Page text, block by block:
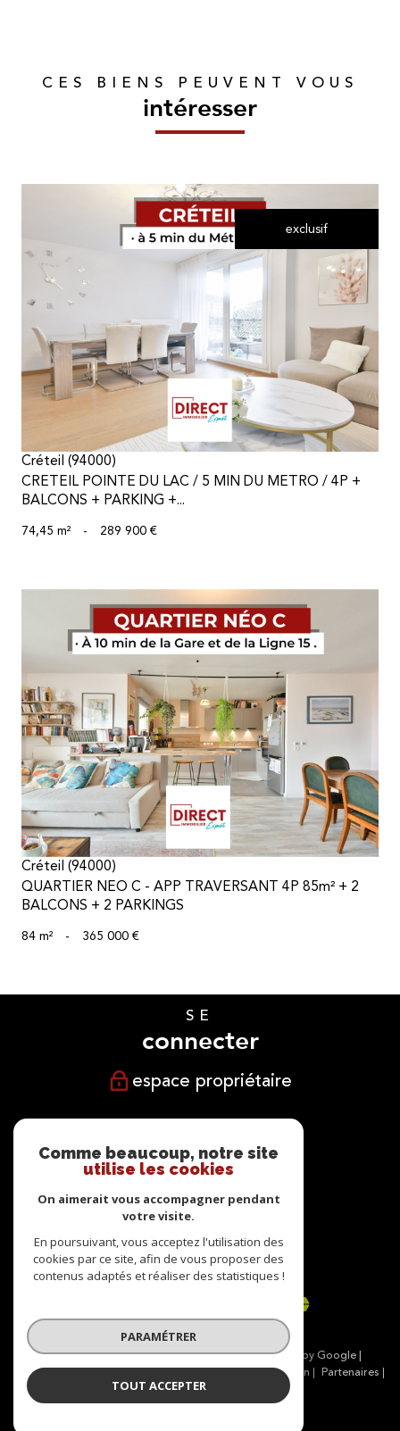
CES BIENS PEUVENT VOUS
intéresser
exclusif
voir le bien
Créteil (94000)
CRETEIL POINTE DU LAC / 5 MIN DU METRO / 4P +
BALCONS + PARKING +...
74,45 m² - 289 900 €
voir le bien
Créteil (94000)
QUARTIER NEO C - APP TRAVERSANT 4P 85m² + 2
BALCONS + 2 PARKINGS
84 m² - 365 000 €
SE
connecter
espace propriétaire
suivre
NOUS
adhérons
© 2026 | Tous droits réservés | Traduction powered by Google |
Nos honoraires
Plan du site Mentions légales Admin
Partenaires
Politique RGPD
Comme beaucoup, notre site
utilise les cookies
On aimerait vous accompagner pendant
votre visite.
En poursuivant, vous acceptez l'utilisation des
cookies par ce site, afin de vous proposer des
contenus adaptés et réaliser des statistiques !
PARAMÉTRER
TOUT ACCEPTER